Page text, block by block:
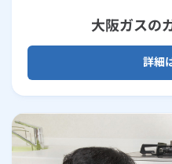
大阪ガスの
詳細